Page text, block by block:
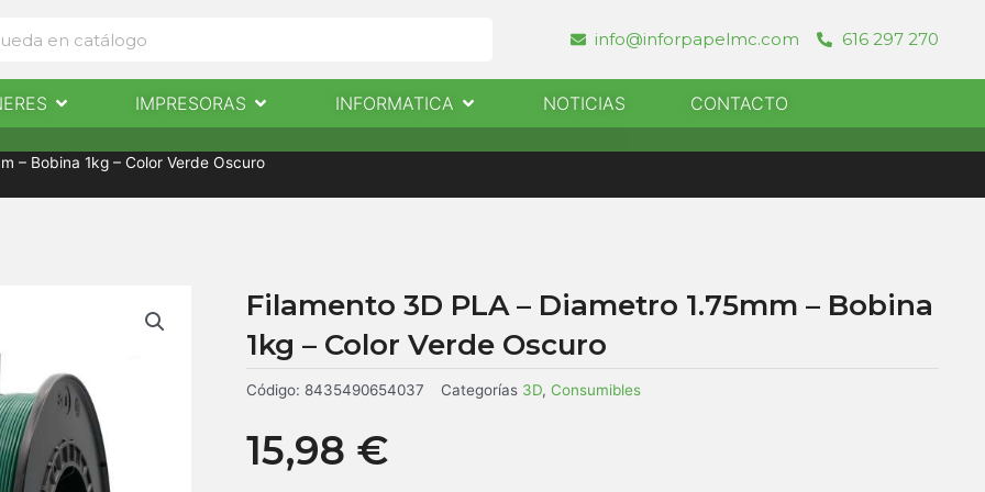
info@inforpapelmc.com 616 297 270
INFORMÁTICA NOTICIAS CONTACTO
Abrir EscaneresIMPRESORAS Abrir ImpresorasINFORMATICA Abrir InformaticaNOTICIAS CONTACTO
– Bobina 1kg – Color Verde Oscuro
Filamento 3D PLA – Diametro 1.75mm – Bobina
1kg – Color Verde Oscuro
Código: 8435490654037 Categorías 3D, Consumibles
15,98 €